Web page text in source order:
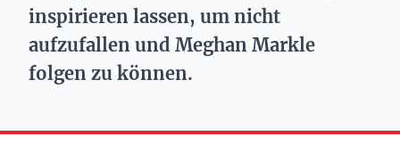
inspirieren lassen, um nicht
aufzufallen und Meghan Markle
folgen zu können.